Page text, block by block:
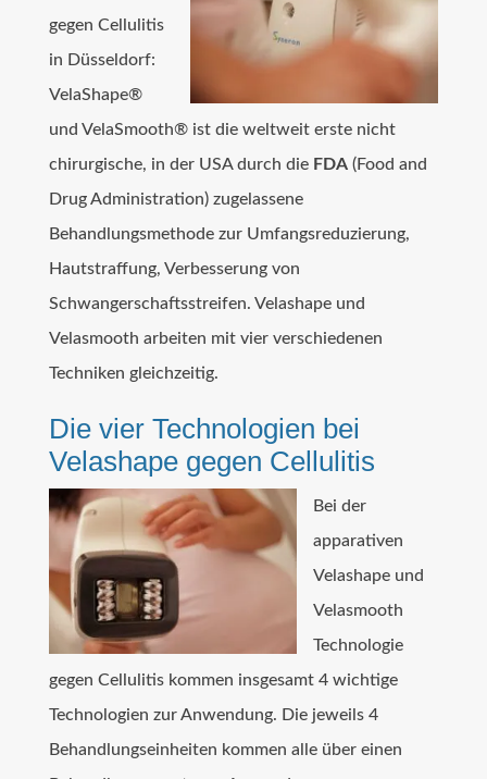
gegen Cellulitis
in Düsseldorf:
VelaShape®
und VelaSmooth® ist die weltweit erste nicht
chirurgische, in der USA durch die FDA(Food and
Drug Administration) zugelassene
Behandlungsmethode zur Umfangsreduzierung,
Hautstraffung, Verbesserung von
Schwangerschaftsstreifen. Velashape und
Velasmooth arbeiten mit vier verschiedenen
Techniken gleichzeitig.
Die vier Technologien bei
Velashape gegen Cellulitis
Bei der
apparativen
Velashape und
Velasmooth
Technologie
gegen Cellulitis kommen insgesamt 4 wichtige
Technologien zur Anwendung. Die jeweils 4
Behandlungseinheiten kommen alle über einen